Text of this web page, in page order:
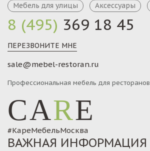
8 (495) 369 18 45
ПЕРЕЗВОНИТЕ МНЕ
sale@mebel-restoran.ru
Профессиональная мебель для ресторанов
CARE
#КареМебельМосква
Мебель для улицы
Аксессуары
ВАЖНАЯ ИНФОРМАЦИЯ